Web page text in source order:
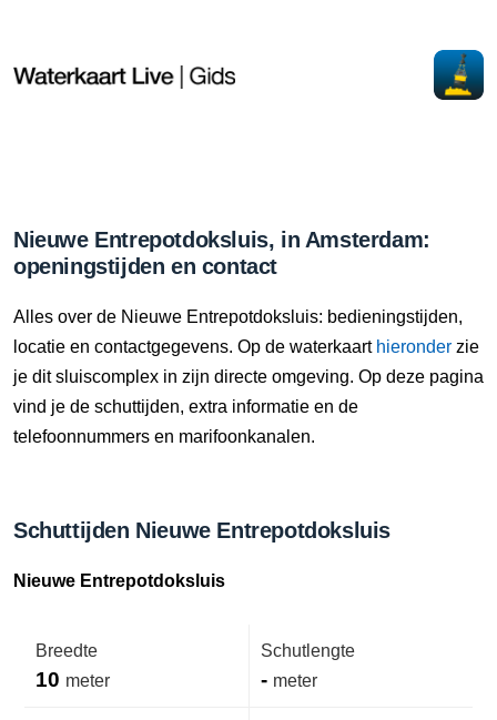
Nieuwe Entrepotdoksluis, in Amsterdam:
openingstijden en contact
Alles over de Nieuwe Entrepotdoksluis: bedieningstijden,
locatie en contactgegevens. Op de waterkaart hieronder zie
je dit sluiscomplex in zijn directe omgeving. Op deze pagina
vind je de schuttijden, extra informatie en de
telefoonnummers en marifoonkanalen.
Schuttijden Nieuwe Entrepotdoksluis
Nieuwe Entrepotdoksluis
Breedte
10 meter
Schutlengte
- meter